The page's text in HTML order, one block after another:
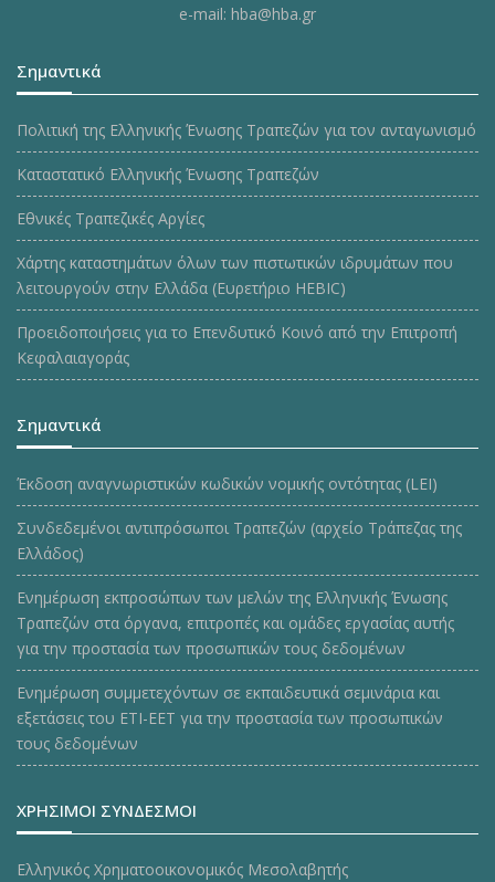
e-mail: hba@hba.gr
Σημαντικά
Πολιτική της Ελληνικής Ένωσης Τραπεζών για τον ανταγωνισμό
Καταστατικό Ελληνικής Ένωσης Τραπεζών
Εθνικές Τραπεζικές Αργίες
Χάρτης καταστημάτων όλων των πιστωτικών ιδρυμάτων που
λειτουργούν στην Ελλάδα (Ευρετήριο HEBIC)
Προειδοποιήσεις για το Επενδυτικό Κοινό από την Επιτροπή
Κεφαλαιαγοράς
Σημαντικά
Έκδοση αναγνωριστικών κωδικών νομικής οντότητας (LEI)
Συνδεδεμένοι αντιπρόσωποι Τραπεζών (αρχείο Τράπεζας της
Ελλάδος)
Ενημέρωση εκπροσώπων των μελών της Ελληνικής Ένωσης
Τραπεζών στα όργανα, επιτροπές και ομάδες εργασίας αυτής
για την προστασία των προσωπικών τους δεδομένων
Ενημέρωση συμμετεχόντων σε εκπαιδευτικά σεμινάρια και
εξετάσεις του ΕΤΙ-ΕΕΤ για την προστασία των προσωπικών
τους δεδομένων
ΧΡΗΣΙΜΟΙ ΣΥΝΔΕΣΜΟΙ
Ελληνικός Χρηματοοικονομικός Μεσολαβητής